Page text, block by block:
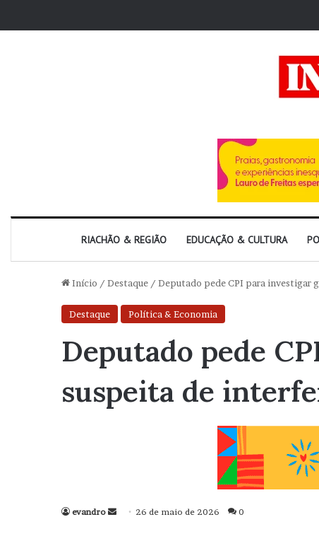
RIACHÃO & REGIÃO EDUCAÇÃO & CULTURA
Início / Destaque / Deputado pede CPI para investigar
Destaque Política & Economia
Deputado pede
suspeita de
evandro
Mande26 de maio de 2026 0